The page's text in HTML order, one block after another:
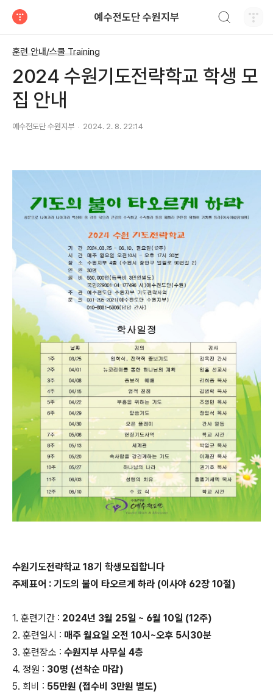
예수전도단 수원지부
훈련 안내/스쿨 Training
2024 수원기도전략학교 학생 모
집 안내
예수전도단 수원지부 2024. 2. 8. 22:14
수원기도전략학교 18기 학생모집합니다
주제표어 : 기도의 불이 타오르게 하라 (이사야 62장 10절)
1. 훈련기간 : 2024년 3월 25일 ~ 6월 10일 (12주)
2. 훈련일시 : 매주 월요일 오전 10시~오후 5시30분
3. 훈련장소 : 수원지부 사무실 4층
4. 정원 : 30명 (선착순 마감)
5. 회비 : 55만원 (접수비 3만원 별도)